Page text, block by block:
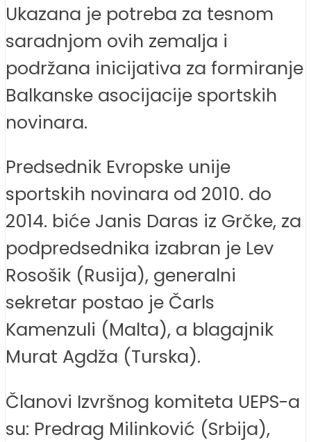
Ukazana je potreba za tesnom
saradnjom ovih zemalja i
podržana inicijativa za formiranje
Balkanske asocijacije sportskih
novinara.
Predsednik Evropske unije
sportskih novinara od 2010. do
2014. biće Janis Daras iz Grčke, za
podpredsednika izabran je Lev
Rosošik (Rusija), generalni
sekretar postao je Čarls
Kamenzuli (Malta), a blagajnik
Murat Agdža (Turska).
Članovi Izvršnog komiteta UEPS-a
su: Predrag Milinković (Srbija),